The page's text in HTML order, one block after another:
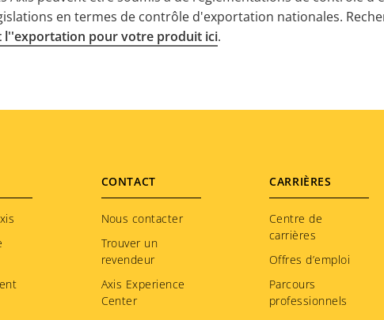
en termes de contrôle d'exportation nationales.
l''exportation pour votre produit ici.
CONTACT
Nous contacter
Trouver un
revendeur
Axis Experience
Center
CARRIÈRES
Centre de
carrières
Offres d’emploi
Parcours
professionnels